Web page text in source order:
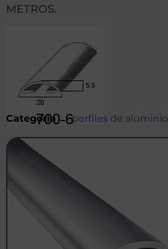
METROS.
Categoría perfiles de aluminio